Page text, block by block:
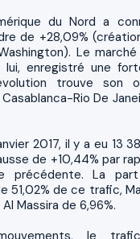
du Nord a
de +28,09%
Le
enregistré une
trouve son
Rio De
2017, il y a eu 13
de +10,44% par
précédente. La
51,02% de ce trafic,
Massira de 6,96%.
le